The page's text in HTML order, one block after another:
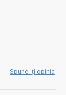
- Spune-ţi opinia